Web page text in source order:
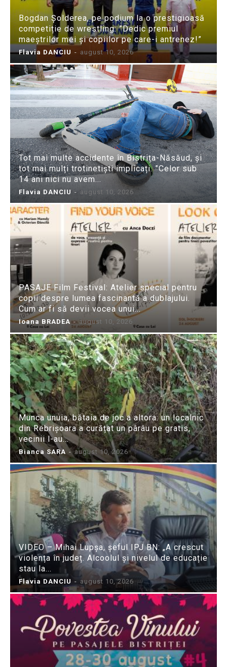
Bogdan Șolderea, pe podium la o prestigioasă
competiție de wrestling: ”Dedic premiul
maeștrilor mei și copiilor pe care-i antrenez!”
Flavia DANCIU - august 10, 2026
Tot mai multe accidente în Bistrița-Năsăud, și
tot mai mulți trotinetiști implicați. ”Celor sub
14 ani nici nu avem...
Flavia DANCIU - august 10, 2026
PASAJE Film Festival: Atelier special pentru
copii despre lumea fascinantă a dublajului.
Cum ar fi să devii vocea unui...
Ioana BRADEA - august 10, 2026
Munca unuia, bătaia de joc a altora: un localnic
din Rebrișoara a curățat un pârâu pe gratis,
vecinii l-au...
Bianca SARA - august 10, 2026
VIDEO – Mihai Lupșa, șeful IPJ BN: „A crescut
violența în județ. Alcoolul și nivelul de educație
stau la...
Flavia DANCIU - august 10, 2026